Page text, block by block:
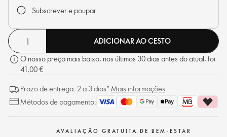
Subscrever e poupar
ADICIONAR AO CESTO
O nosso preço mais baixo, nos últimos 30 dias antes do atual, foi
41,00 €
Prazo de entrega: 2 a 3 dias* Mais informações
Métodos de pagamento:
AVALIAÇÃO GRATUITA DE BEM-ESTAR